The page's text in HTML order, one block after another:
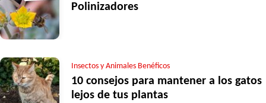
Polinizadores
Insectos y Animales Benéficos
10 consejos para mantener a los gatos
lejos de tus plantas